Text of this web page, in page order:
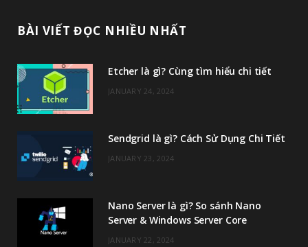
c
b
o
i
t
s
a u
BÀI VIẾT ĐỌC NHIỀU NHẤT
Etcher là gì? Cùng tìm hiểu chi tiết
JANUARY 24, 2024
Sendgrid là gì? Cách Sử Dụng Chi Tiết
JANUARY 23, 2024
Nano Server là gì? So sánh Nano
Server & Windows Server Core
JANUARY 22, 2024